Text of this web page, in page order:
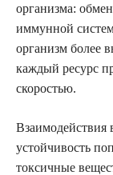
организма:
иммунной
организм более
каждый ресурс
скоростью.
устойчивость
токсичные